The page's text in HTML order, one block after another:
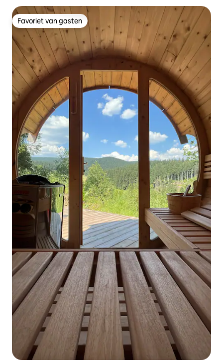
Favoriet van gasten
Favoriet van gasten